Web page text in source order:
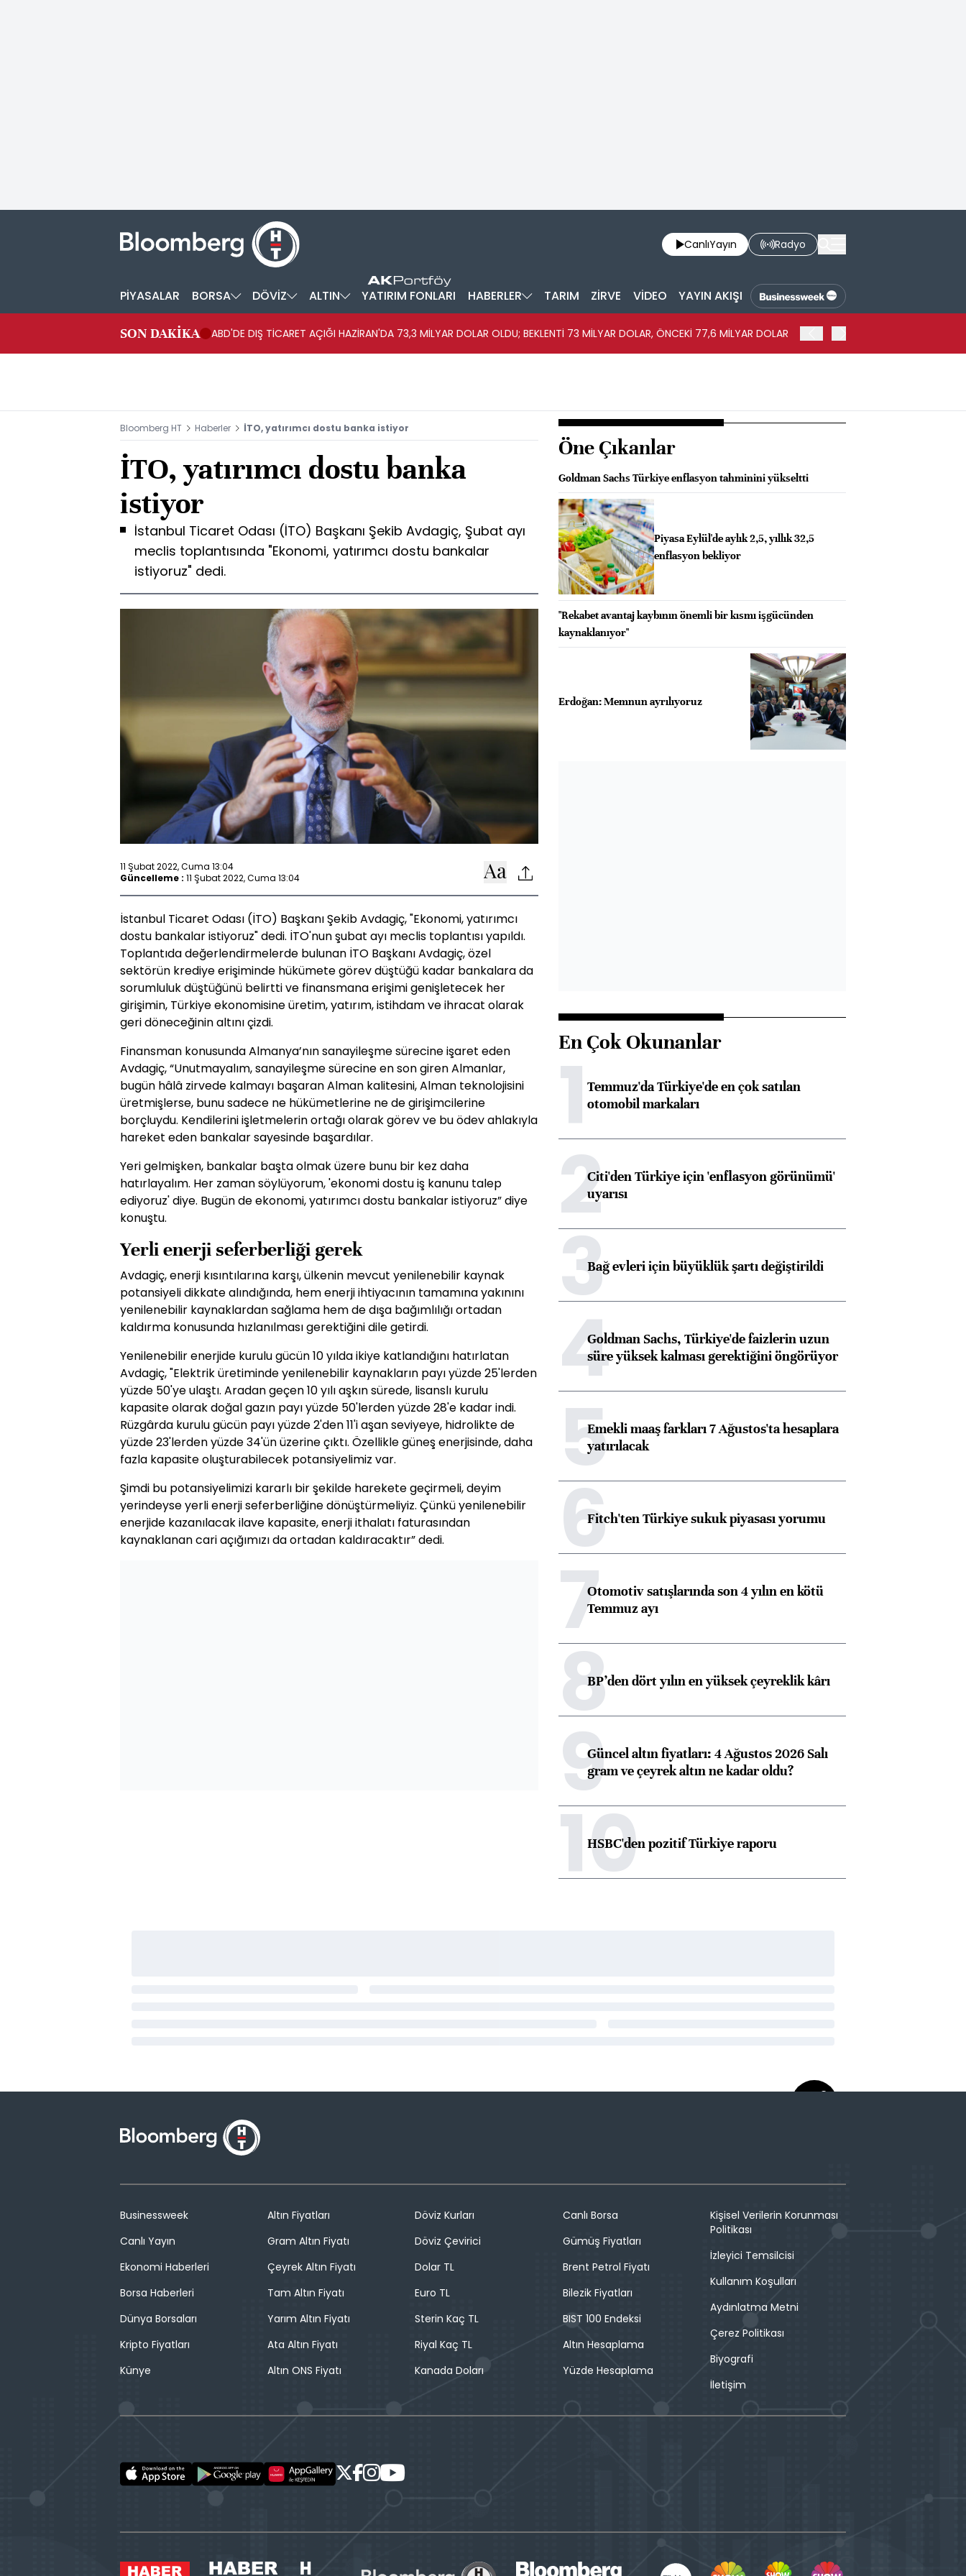
CanlıYayın Radyo
PİYASALAR BORSA DÖVİZ ALTIN YATIRIM FONLARI HABERLER TARIM ZİRVE VİDEO YAYIN AKIŞI
SON DAKİKA ABD'DE DIŞ TİCARET AÇIĞI HAZİRAN'DA 73,3 MİLYAR DOLAR OLDU; BEKLENTİ 73 MİLYAR DOLAR, ÖNCEKİ 77,6 MİLYAR DOLAR
Bloomberg HT Haberler İTO, yatırımcı dostu banka istiyor
İTO, yatırımcı dostu banka
istiyor
İstanbul Ticaret Odası (İTO) Başkanı Şekib Avdagiç, Şubat ayı
meclis toplantısında "Ekonomi, yatırımcı dostu bankalar
istiyoruz" dedi.
11 Şubat 2022, Cuma 13:04
Güncelleme : 11 Şubat 2022, Cuma 13:04
İstanbul Ticaret Odası (İTO) Başkanı Şekib Avdagiç, "Ekonomi, yatırımcı
dostu bankalar istiyoruz" dedi. İTO'nun şubat ayı meclis toplantısı yapıldı.
Toplantıda değerlendirmelerde bulunan İTO Başkanı Avdagiç, özel
sektörün krediye erişiminde hükümete görev düştüğü kadar bankalara da
sorumluluk düştüğünü belirtti ve finansmana erişimi genişletecek her
girişimin, Türkiye ekonomisine üretim, yatırım, istihdam ve ihracat olarak
geri döneceğinin altını çizdi.
Finansman konusunda Almanya’nın sanayileşme sürecine işaret eden
Avdagiç, “Unutmayalım, sanayileşme sürecine en son giren Almanlar,
bugün hâlâ zirvede kalmayı başaran Alman kalitesini, Alman teknolojisini
üretmişlerse, bunu sadece ne hükümetlerine ne de girişimcilerine
borçluydu. Kendilerini işletmelerin ortağı olarak görev ve bu ödev ahlakıyla
hareket eden bankalar sayesinde başardılar.
Yeri gelmişken, bankalar başta olmak üzere bunu bir kez daha
hatırlayalım. Her zaman söylüyorum, 'ekonomi dostu iş kanunu talep
ediyoruz' diye. Bugün de ekonomi, yatırımcı dostu bankalar istiyoruz” diye
konuştu.
Yerli enerji seferberliği gerek
Avdagiç, enerji kısıntılarına karşı, ülkenin mevcut yenilenebilir kaynak
potansiyeli dikkate alındığında, hem enerji ihtiyacının tamamına yakınını
yenilenebilir kaynaklardan sağlama hem de dışa bağımlılığı ortadan
kaldırma konusunda hızlanılması gerektiğini dile getirdi.
Yenilenebilir enerjide kurulu gücün 10 yılda ikiye katlandığını hatırlatan
Avdagiç, "Elektrik üretiminde yenilenebilir kaynakların payı yüzde 25'lerden
yüzde 50'ye ulaştı. Aradan geçen 10 yılı aşkın sürede, lisanslı kurulu
kapasite olarak doğal gazın payı yüzde 50'lerden yüzde 28'e kadar indi.
Rüzgârda kurulu gücün payı yüzde 2'den 11'i aşan seviyeye, hidrolikte de
yüzde 23'lerden yüzde 34'ün üzerine çıktı. Özellikle güneş enerjisinde, daha
fazla kapasite oluşturabilecek potansiyelimiz var.
Şimdi bu potansiyelimizi kararlı bir şekilde harekete geçirmeli, deyim
yerindeyse yerli enerji seferberliğine dönüştürmeliyiz. Çünkü yenilenebilir
enerjide kazanılacak ilave kapasite, enerji ithalatı faturasından
kaynaklanan cari açığımızı da ortadan kaldıracaktır” dedi.
Öne Çıkanlar
Goldman Sachs Türkiye enflasyon tahminini yükseltti
Piyasa Eylül'de aylık 2,5, yıllık 32,5
enflasyon bekliyor
"Rekabet avantaj kaybının önemli bir kısmı işgücünden
kaynaklanıyor"
Erdoğan: Memnun ayrılıyoruz
En Çok Okunanlar
1Temmuz'da Türkiye'de en çok satılan
otomobil markaları
2Citi'den Türkiye için 'enflasyon görünümü'
uyarısı
3Bağ evleri için büyüklük şartı değiştirildi
4Goldman Sachs, Türkiye'de faizlerin uzun
süre yüksek kalması gerektiğini öngörüyor
5Emekli maaş farkları 7 Ağustos'ta hesaplara
yatırılacak
6Fitch'ten Türkiye sukuk piyasası yorumu
7Otomotiv satışlarında son 4 yılın en kötü
Temmuz ayı
8BP’den dört yılın en yüksek çeyreklik kârı
9Güncel altın fiyatları: 4 Ağustos 2026 Salı
gram ve çeyrek altın ne kadar oldu?
10
HSBC'den pozitif Türkiye raporu
Businessweek
Canlı Yayın
Ekonomi Haberleri
Borsa Haberleri
Dünya Borsaları
Kripto Fiyatları
Künye
Altın Fiyatları
Gram Altın Fiyatı
Çeyrek Altın Fiyatı
Tam Altın Fiyatı
Yarım Altın Fiyatı
Ata Altın Fiyatı
Altın ONS Fiyatı
Döviz Kurları
Döviz Çevirici
Dolar TL
Euro TL
Sterin Kaç TL
Riyal Kaç TL
Kanada Doları
Canlı Borsa
Gümüş Fiyatları
Brent Petrol Fiyatı
Bilezik Fiyatları
BIST 100 Endeksi
Altın Hesaplama
Yüzde Hesaplama
Kişisel Verilerin Korunması
Politikası
İzleyici Temsilcisi
Kullanım Koşulları
Aydınlatma Metni
Çerez Politikası
Biyografi
İletişim